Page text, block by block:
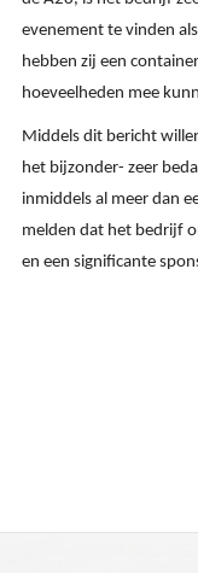
evenement te vinden
hebben zij een
hoeveelheden mee
Middels dit bericht
het bijzonder- zeer
inmiddels al meer dan
melden dat het bedrijf
en een significante